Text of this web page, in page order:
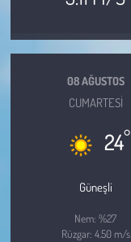
08 AĞUSTOS
CUMARTESI
24°
Güneşli
Nem: %27
Rüzgar: 4.50 m/s
Kent
Eğlence